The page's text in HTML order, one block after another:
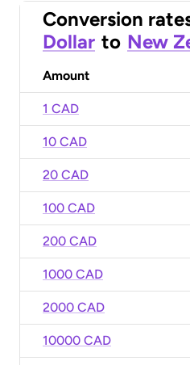
Conversion
Dollar to New
Amount
1 CAD
10 CAD
20 CAD
100 CAD
200 CAD
1000 CAD
2000 CAD
10000 CAD